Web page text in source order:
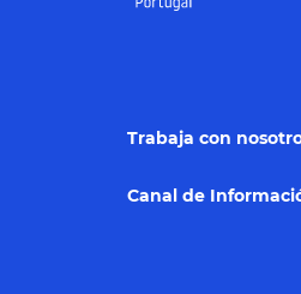
Trabaja con
Canal de